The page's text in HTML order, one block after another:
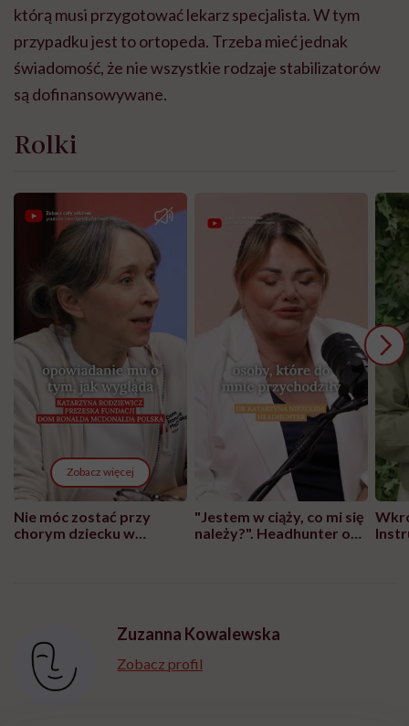
którą musi przygotować lekarz specjalista. W tym
przypadku jest to ortopeda. Trzeba mieć jednak
świadomość, że nie wszystkie rodzaje stabilizatorów
są dofinansowywane.
Rolki
Zobacz więcej
Nie móc zostać przy
chorym dziecku w
"Jestem w ciąży, co mi się
należy?". Headhunter o
Zuzanna Kowalewska
Zobacz profil